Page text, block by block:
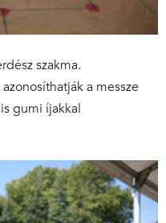
szakma.
a messze
gumi íjakkal